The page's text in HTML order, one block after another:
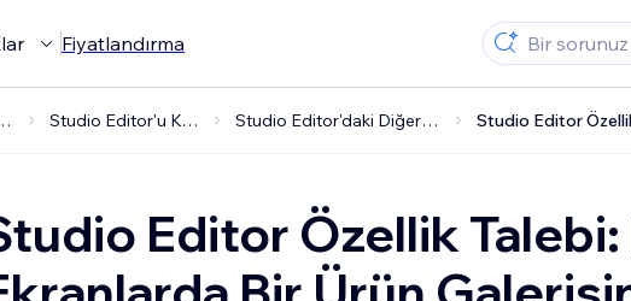
Fiyatlandırma
Studio Editor'u Kullanma Studio Editor'daki Diğer Özellikler
Editor Özellik